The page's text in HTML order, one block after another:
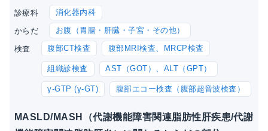
診療科 消化器内科
からだ お腹（胃腸・肝臓・子宮・その他）
検査 腹部CT検査 腹部MRI検査、MRCP検査
組織診検査 AST（GOT）、ALT（GPT）
γ-GTP (γ-GT) 腹部エコー検査（腹部超音波検査）
MASLD/MASH（代謝機能障害関連脂肪性肝疾患/代謝